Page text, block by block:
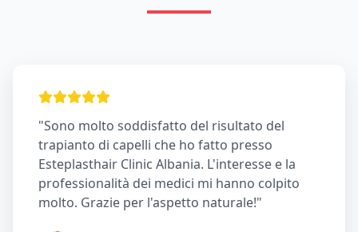
"Sono molto soddisfatto del risultato del
trapianto di capelli che ho fatto presso
Esteplasthair Clinic Albania. L'interesse e la
professionalità dei medici mi hanno colpito
molto. Grazie per l'aspetto naturale!"